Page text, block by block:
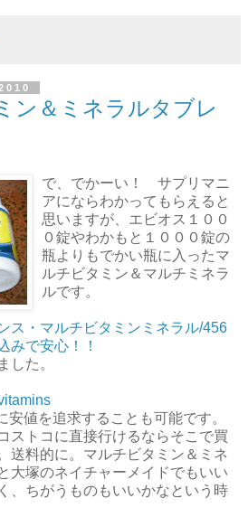
ン＆ミネラルタブレ
で、でかーい！ サプリマニ
アにならわかってもらえると
思いますが、エビオス１００
０錠やわかもと１０００錠の
瓶よりもでかい瓶に入ったマ
ルチビタミン＆マルチミネラ
ルです。
ス・マルチビタミンミネラル/456
みで安心！！
した。
値を追求することも可能です。
ストコに直接行けるならそこで買
送料的に。マルチビタミン＆ミネ
大塚のネイチャーメイドでもいい
、ちがうものもいいかなという時